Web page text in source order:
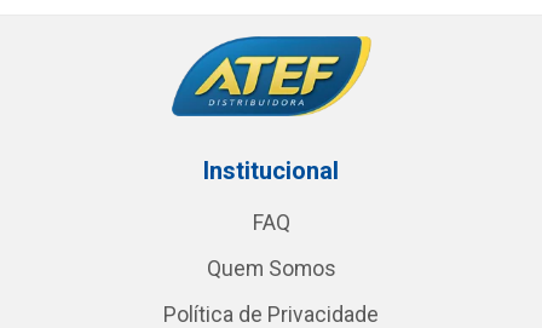
Institucional
FAQ
Quem Somos
Política de Privacidade